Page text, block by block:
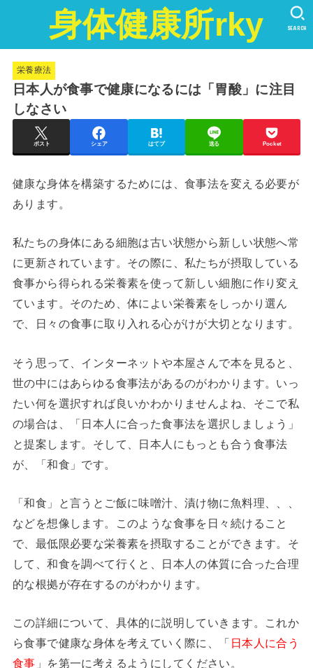
身体健康所rky SEARCH
栄養療法
日本人が食事で健康になるには「胃酸」に注目
しなさい
ポスト シェア はてブ 送る Pocket
健康な身体を構築するためには、食事法を変える必要が
あります。
私たちの身体にある細胞は古い状態から新しい状態へ常
に更新されています。その際に、私たちが摂取している
食事から得られる栄養素を使って新しい細胞に作り変え
ています。そのため、体によい栄養素をしっかり選ん
で、日々の食事に取り入れる心がけが大切となります。
そう思って、インターネットや本屋さんで本を見ると、
世の中にはあらゆる食事法があるのがわかります。いっ
たい何を選択すれば良いかわかりませんよね、そこで私
の場合は、「日本人に合った食事法を選択しましょう」
と提案します。そして、日本人にもっとも合う食事法
が、「和食」です。
「和食」と言うとご飯に味噌汁、漬け物に魚料理、、、
などを想像します。このような食事を日々続けること
で、最低限必要な栄養素を摂取することができます。そ
して、和食を調べて行くと、日本人の体質に合った合理
的な根拠が存在するのがわかります。
この詳細について、具体的に説明していきます。これか
ら食事で健康な身体を考えていく際に、「 日本人に合う
食事 」を第一に考えるようにしてください。